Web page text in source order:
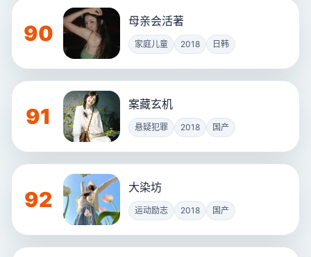
90 母亲会活著
家庭儿童 2018 日韩
91 案藏玄机
悬疑犯罪 2018 国产
92 大染坊
运动励志 2018 国产